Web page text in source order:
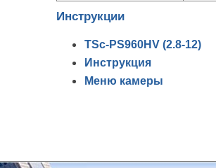
Инструкции
TSc-PS960HV (2.8-12)
Инструкция
Меню камеры